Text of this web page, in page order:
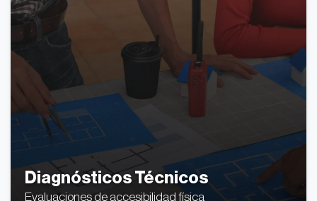
Diagnósticos Técnicos
Evaluaciones de accesibilidad física